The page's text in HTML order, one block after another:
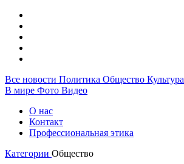
Все новости Политика Общество Культура
В мире Фото Видео
О нас
Контакт
Профессиональная этика
Категории Общество